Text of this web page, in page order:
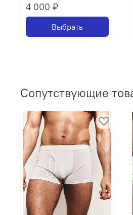
4 000 ₽
Выбрать
Сопутствующие